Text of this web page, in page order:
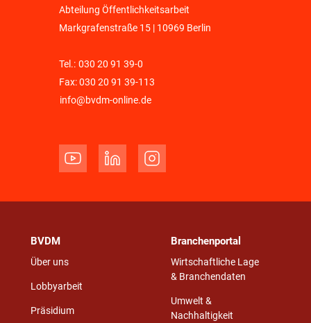
Abteilung Öffentlichkeitsarbeit
Markgrafenstraße 15 | 10969 Berlin
Tel.: 030 20 91 39-0
Fax: 030 20 91 39-113
info@bvdm-online.de
BVDM
Über uns
Lobbyarbeit
Präsidium
Branchenportal
Wirtschaftliche Lage
& Branchendaten
Umwelt &
Nachhaltigkeit